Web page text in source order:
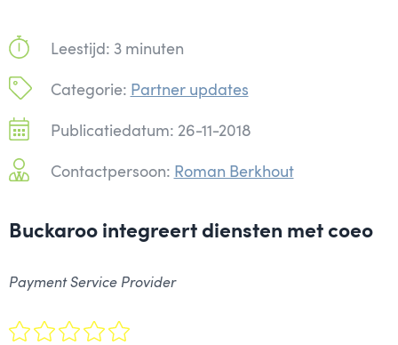
Leestijd: 3 minuten
Categorie: Partner updates
Publicatiedatum: 26-11-2018
Contactpersoon: Roman Berkhout
Buckaroo integreert diensten met coeo
Payment Service Provider